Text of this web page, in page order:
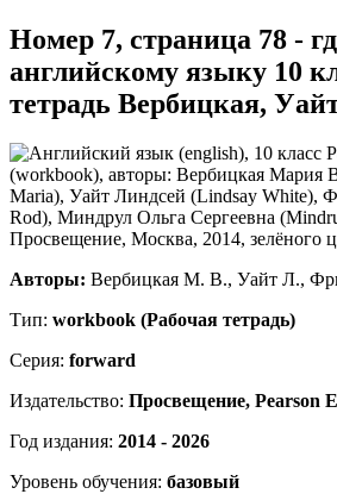
Номер 7, страница 78 -
английскому языку 10
тетрадь Вербицкая,
Авторы: Вербицкая М. В., Уайт Л.,
Тип: workbook (Рабочая тетрадь)
Серия: forward
Издательство: Просвещение, Pearson
Год издания: 2014 - 2026
Уровень обучения: базовый